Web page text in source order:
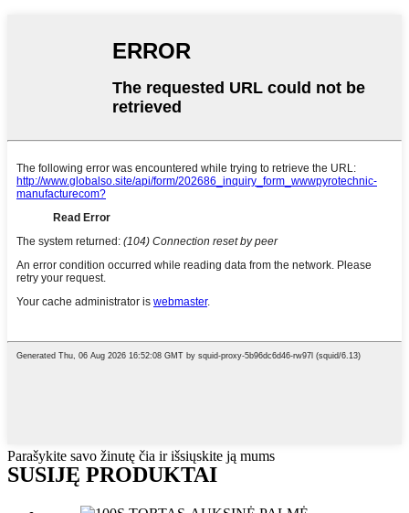
Parašykite savo žinutę čia ir išsiųskite ją mums
SUSIJĘ PRODUKTAI